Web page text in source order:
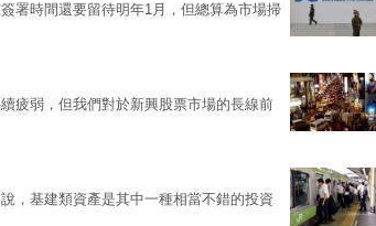
署時間還要留待明年1月，但總算為市場掃
疲弱，但我們對於新興股票市場的長線前
，基建類資產是其中一種相當不錯的投資